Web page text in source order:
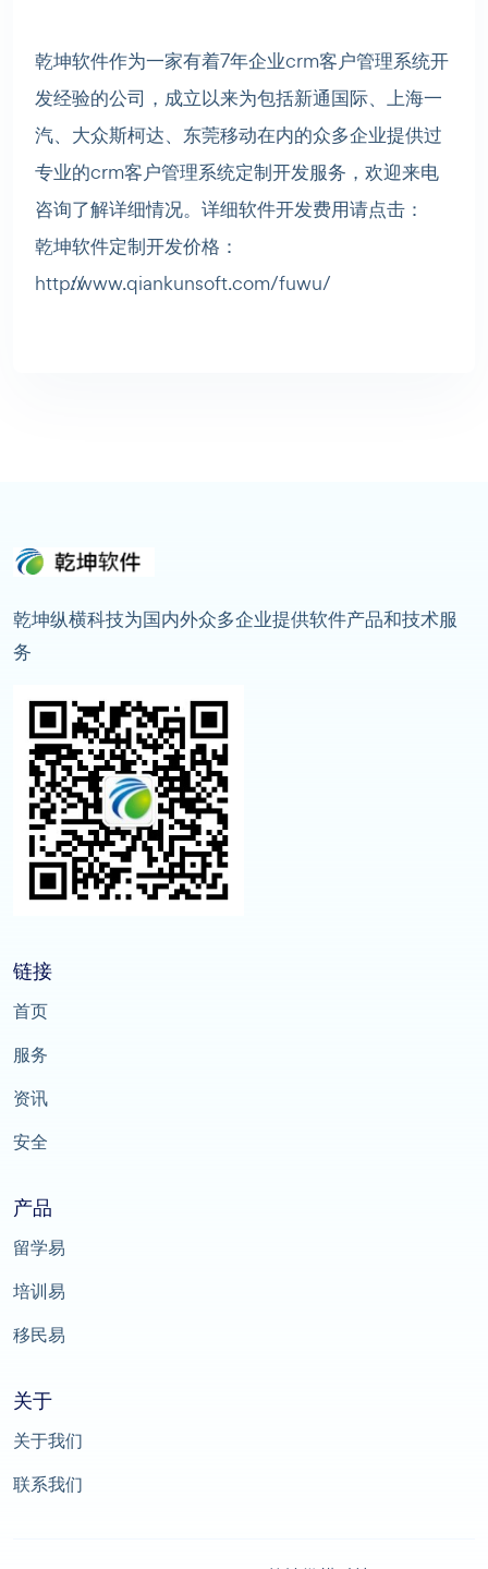
乾坤软件作为一家有着7年企业crm客户管理系统开
发经验的公司，成立以来为包括新通国际、上海一
汽、大众斯柯达、东莞移动在内的众多企业提供过
专业的crm客户管理系统定制开发服务，欢迎来电
咨询了解详细情况。详细软件开发费用请点击：
乾坤软件定制开发价格：
http://www.qiankunsoft.com/fuwu/
乾坤纵横科技为国内外众多企业提供软件产品和技术服
务
链接
首页
服务
资讯
安全
产品
留学易
培训易
移民易
关于
关于我们
联系我们